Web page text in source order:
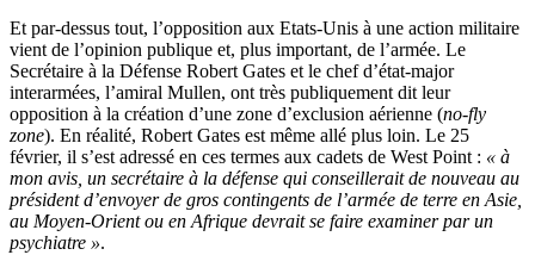
Et par-dessus tout, l’opposition aux Etats-Unis à une action militaire
vient de l’opinion publique et, plus important, de l’armée. Le
Secrétaire à la Défense Robert Gates et le chef d’état-major
interarmées, l’amiral Mullen, ont très publiquement dit leur
opposition à la création d’une zone d’exclusion aérienne (no-fly
zone). En réalité, Robert Gates est même allé plus loin. Le 25
février, il s’est adressé en ces termes aux cadets de West Point : « à
mon avis, un secrétaire à la défense qui conseillerait de nouveau au
président d’envoyer de gros contingents de l’armée de terre en Asie,
au Moyen-Orient ou en Afrique devrait se faire examiner par un
psychiatre ».